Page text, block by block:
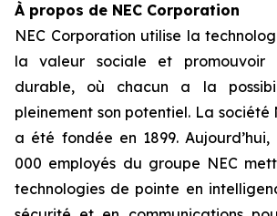
À propos de NEC Corporation
NEC Corporation utilise la
la valeur sociale et promouvoir
durable, où chacun a la
pleinement son potentiel. La société
a été fondée en 1899. Aujourd’hui,
000 employés du groupe NEC
technologies de pointe en